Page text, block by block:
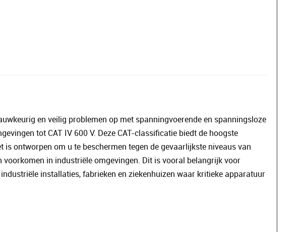
en veilig problemen op met spanningvoerende en spanningsloze
tot CAT IV 600 V. Deze CAT-classificatie biedt de hoogste
ontworpen om u te beschermen tegen de gevaarlijkste niveaus van
in industriële omgevingen. Dit is vooral belangrijk voor
installaties, fabrieken en ziekenhuizen waar kritieke apparatuur